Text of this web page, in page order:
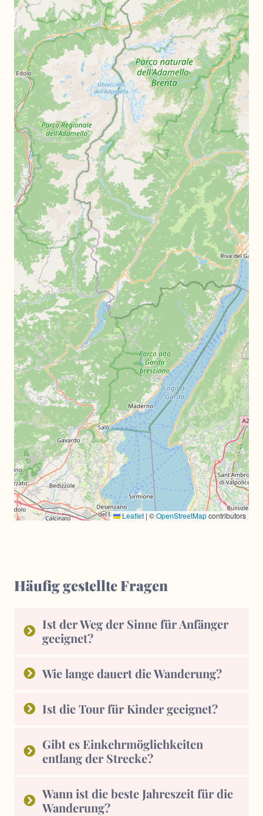
Leaflet | ©OpenStreetMapcontributors
Häufig gestellte Fragen
Ist der Weg der Sinne für Anfänger
geeignet?
Wie lange dauert die Wanderung?
Ist die Tour für Kinder geeignet?
Gibt es Einkehrmöglichkeiten
entlang der Strecke?
Wann ist die beste Jahreszeit für die
Wanderung?